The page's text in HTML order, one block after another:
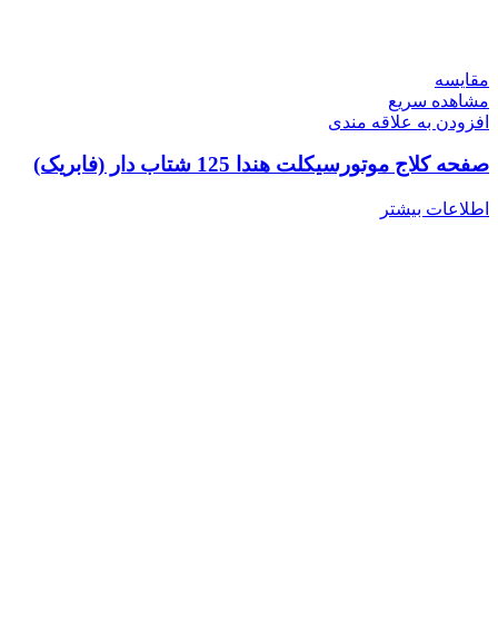
مقایسه
مشاهده سریع
افزودن به علاقه مندی
صفحه کلاج موتورسیکلت هندا 125 شتاب دار (فابریک)
اطلاعات بیشتر